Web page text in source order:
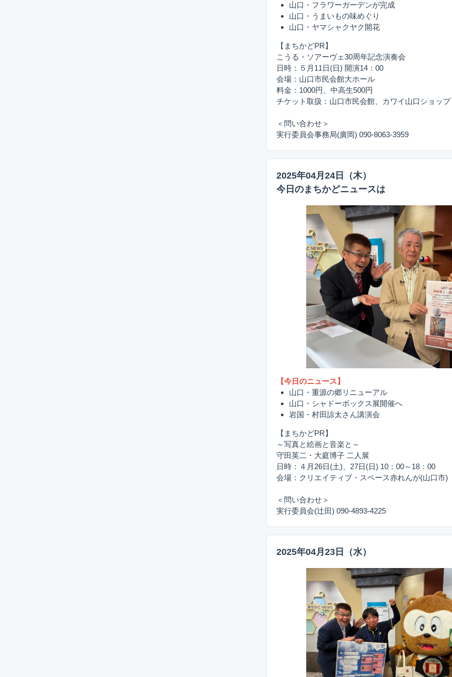
山口・フラワーガーデンが完成
山口・うまいもの味めぐり
山口・ヤマシャクヤク開花
【まちかどPR】
こうる・ソアーヴェ30周年記念演奏会
日時：５月11日(日) 開演14：00
会場：山口市民会館大ホール
料金：1000円、中高生500円
チケット取扱：山口市民会館、カワイ山口ショップ
＜問い合わせ＞
実行委員会事務局(廣岡) 090-8063-3959
2025年04月24日（木）
今日のまちかどニュースは
【今日のニュース】
山口・重源の郷リニューアル
山口・シャドーボックス展開催へ
岩国・村田諒太さん講演会
【まちかどPR】
～写真と絵画と音楽と～
守田英二・大庭博子 二人展
日時：４月26日(土)、27日(日) 10：00～18：00
会場：クリエイティブ・スペース赤れんが(山口市)
＜問い合わせ＞
実行委員会(辻田) 090-4893-4225
2025年04月23日（水）